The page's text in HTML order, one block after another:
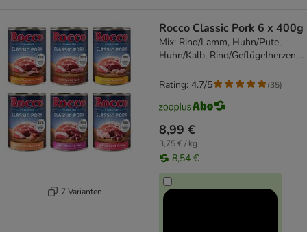
7 Varianten
Rocco Classic Pork 6 x 400g
Mix: Rind/Lamm, Huhn/Pute,
Huhn/Kalb, Rind/Geflügelherzen,
8,99 €
3,75 € / kg
8,54 €
Rating: 4.7/5 (35)